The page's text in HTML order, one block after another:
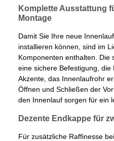
Komplette Ausstattung
Montage
Damit Sie Ihre neue
installieren können, sind im
Komponenten enthalten. Die
eine sichere Befestigung, die
Akzente, das Innenlaufrohr
Öffnen und Schließen der
den Innenlauf sorgen für ein
Dezente Endkappe für
Für zusätzliche Raffinesse